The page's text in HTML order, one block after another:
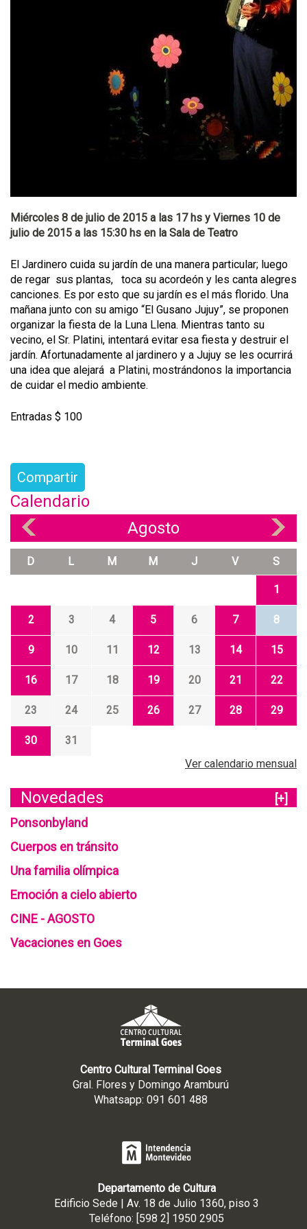
Miércoles 8 de julio de 2015 a las 17 hs y Viernes 10 de
julio de 2015 a las 15:30 hs en la Sala de Teatro
El Jardinero cuida su jardín de una manera particular; luego
de regar sus plantas, toca su acordeón y les canta alegres
canciones. Es por esto que su jardín es el más florido. Una
mañana junto con su amigo “El Gusano Jujuy”, se proponen
organizar la fiesta de la Luna Llena. Mientras tanto su
vecino, el Sr. Platini, intentará evitar esa fiesta y destruir el
jardín. Afortunadamente al jardinero y a Jujuy se les ocurrirá
una idea que alejará a Platini, mostrándonos la importancia
de cuidar el medio ambiente.
Entradas $ 100
Compartir
Calendario
Agosto
D L M M J V S
1
2 3 4 5 6 7 8
9 10 11 12 13 14 15
16 17 18 19 20 21 22
23 24 25 26 27 28 29
30
31
Ver calendario mensual
Novedades
[+]
Ponsonbyland
Cuerpos en tránsito
Una familia olímpica
Emoción a cielo abierto
CINE - AGOSTO
Vacaciones en Goes
Centro Cultural Terminal Goes
Gral. Flores y Domingo Aramburú
Whatsapp: 091 601 488
Departamento de Cultura
Edificio Sede | Av. 18 de Julio 1360, piso 3
Teléfono: [598 2] 1950 2905